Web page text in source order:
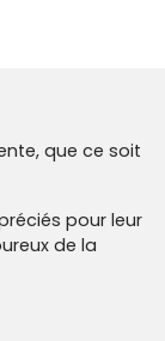
que ce soit
pour leur
de la